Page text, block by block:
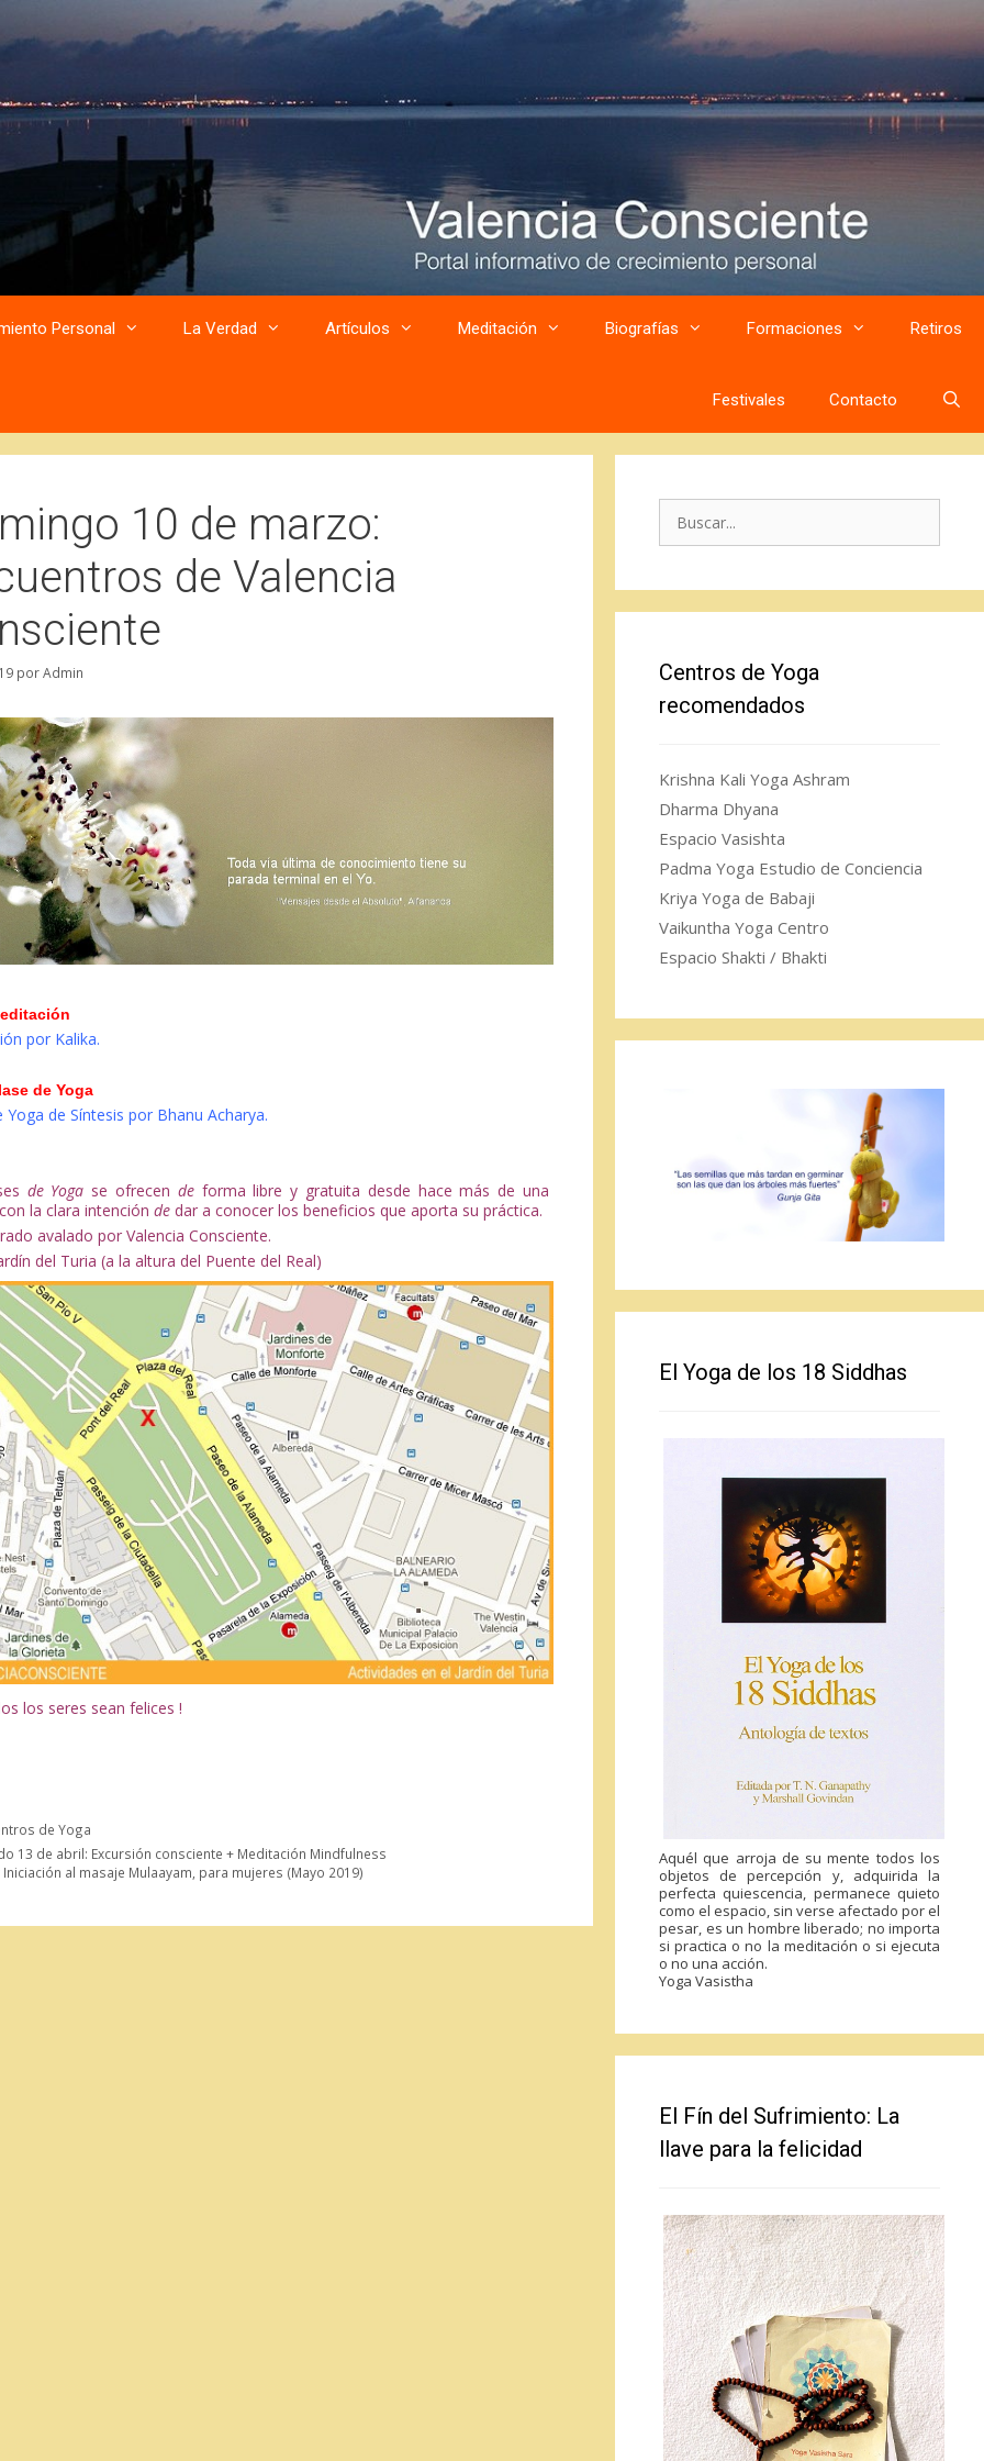
Personal La Verdad Artículos Meditación Biografías Formaciones Retiros
Festivales Contacto
10 de marzo:
de Valencia
porAdmin
por Kalika.
de Yoga
Yoga de Síntesis por Bhanu Acharya.
de Yoga se ofrecen deforma libre y gratuita desde hace más de una
la clara intención de dar a conocer los beneficios que aporta su práctica.
avalado por Valencia Consciente.
del Turia (a la altura del Puente del Real)
los seres sean felices !
de Yoga
13 de abril: Excursión consciente + Meditación Mindfulness
Iniciación al masaje Mulaayam, para mujeres (Mayo 2019)
Centros de Yoga
recomendados
Krishna Kali Yoga Ashram
Dharma Dhyana
Espacio Vasishta
Padma Yoga Estudio de Conciencia
Kriya Yoga de Babaji
Vaikuntha Yoga Centro
Espacio Shakti / Bhakti
El Yoga de los 18 Siddhas
Aquél que arroja de su mente todos los
objetos de percepción y, adquirida la
perfecta quiescencia, permanece quieto
como el espacio, sin verse afectado por el
pesar, es un hombre liberado; no importa
si practica o no la meditación o si ejecuta
o no una acción.
Yoga Vasistha
El Fín del Sufrimiento: La
llave para la felicidad